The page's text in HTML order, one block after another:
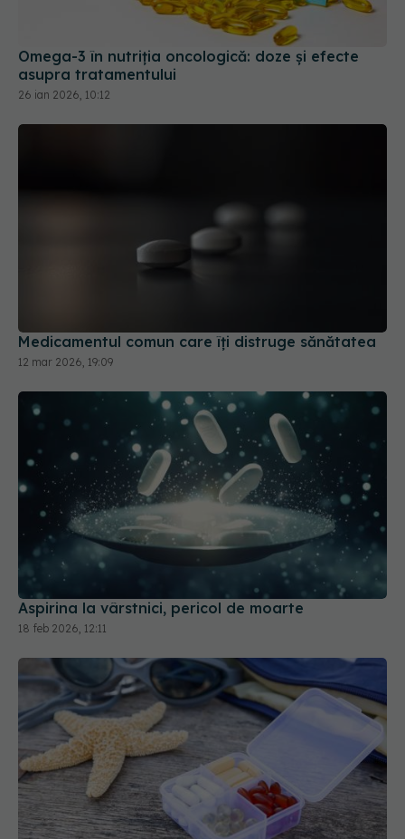
Omega-3 în nutriția oncologică: doze și efecte
asupra tratamentului
26 ian 2026, 10:12
Medicamentul comun care îți distruge sănătatea
12 mar 2026, 19:09
Aspirina la vârstnici, pericol de moarte
18 feb 2026, 12:11